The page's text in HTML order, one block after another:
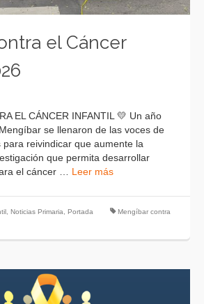
el Cáncer
EL CÁNCER INFANTIL 💛 Un año
se llenaron de las voces de
para reivindicar que aumente la
que permita desarrollar
el cáncer … Leer más
Noticias Primaria Portada
Mengíbar contra